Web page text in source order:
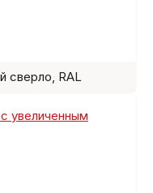
сверло, RAL